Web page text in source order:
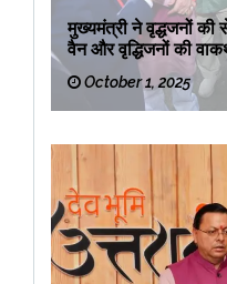
मुख्यमंत्री ने वृद्धजनों की
वैन और वृद्धिजनों की
रवाना किया
October 1, 2025